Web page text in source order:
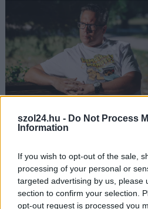
szol24.hu - Do Not Process
Information
If you wish to opt-out of the sale,
processing of your personal or
targeted advertising by us, please
section to confirm your selection.
opt-out request is processed you
rendőr-főkapitányság bűnügyi
idézte be, ám Szabó telefonos
kapott Mikolyné Kozma Rozália
Molnár és Dr. Bata Ügyvédi
gyermekotthon vezetője
vádakat és a szükséges jogi